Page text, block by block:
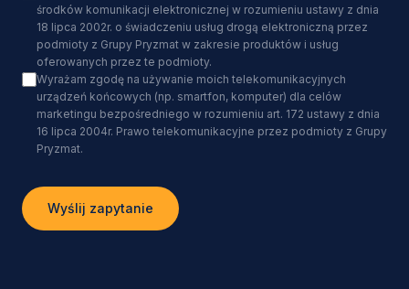
środków komunikacji elektronicznej w rozumieniu ustawy z dnia
18 lipca 2002r. o świadczeniu usług drogą elektroniczną przez
podmioty z Grupy Pryzmat w zakresie produktów i usług
oferowanych przez te podmioty.
Wyrażam zgodę na używanie moich telekomunikacyjnych
urządzeń końcowych (np. smartfon, komputer) dla celów
marketingu bezpośredniego w rozumieniu art. 172 ustawy z dnia
16 lipca 2004r. Prawo telekomunikacyjne przez podmioty z Grupy
Pryzmat.
Wyślij zapytanie